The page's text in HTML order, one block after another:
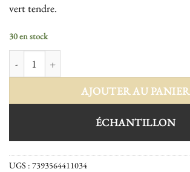
vert tendre.
30 en stock
quantité de Alliances 411-03
AJOUTER AU PANIER
ÉCHANTILLON
UGS : 7393564411034